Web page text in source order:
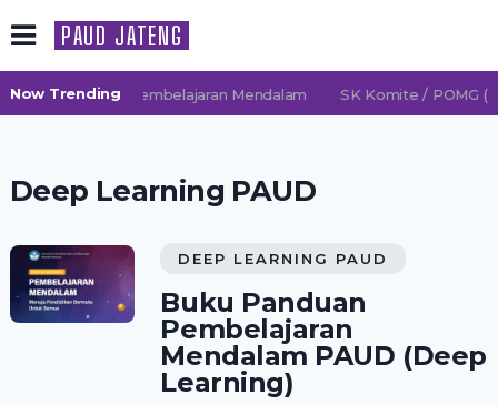
PAUD JATENG
Now Trending
2026/2027 TK Pembelajaran Mendalam SK Komite / POMG
Deep Learning PAUD
DEEP LEARNING PAUD
Buku Panduan
Pembelajaran
Mendalam PAUD (Deep
Learning)